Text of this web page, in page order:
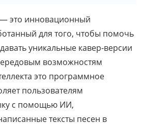
это инновационный
для того, чтобы помочь
уникальные кавер-версии
возможностям
это программное
пользователям
с помощью ИИ,
тексты песен в